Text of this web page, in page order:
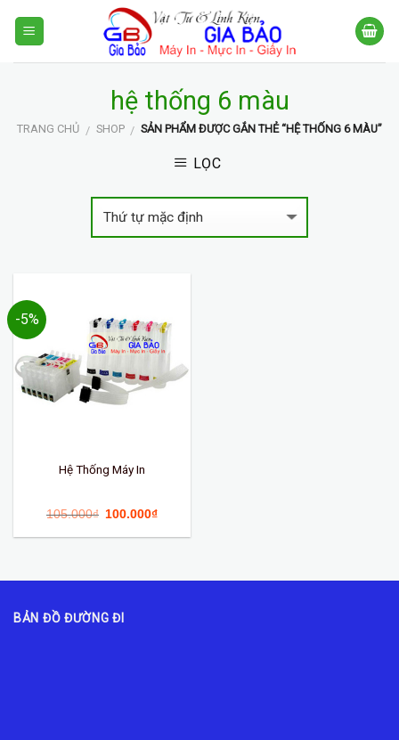
hệ thống 6 màu
TRANG CHỦ / SHOP / SẢN PHẨM ĐƯỢC GẮN THẺ “HỆ THỐNG 6 MÀU”
LỌC
-5%
Hệ Thống Máy In
105.000₫ 100.000₫
BẢN ĐỒ ĐƯỜNG ĐI